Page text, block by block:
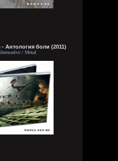
17:59:12
17:57:59
баттлы. ведь
рбл уже загнулись. даже
- Антология боли (2011)
/ Metal